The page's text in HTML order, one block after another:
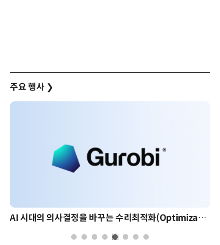
주요 행사 ❯
AI 시대의 의사결정을 바꾸는 수리최적화(Optimization): 실제 산업 적용 사례와 활용 전략